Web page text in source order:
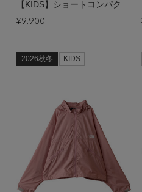
¥9,900
2026秋冬 KIDS